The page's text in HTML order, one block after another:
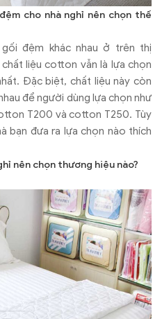
cho nhà nghỉ nên chọn thế
đệm khác nhau ở trên thị
liệu cotton vẫn là lựa chọn
Đặc biệt, chất liệu này còn
để người dùng lựa chọn như
T200 và cotton T250. Tùy
bạn đưa ra lựa chọn nào thích
nên chọn thương hiệu nào?